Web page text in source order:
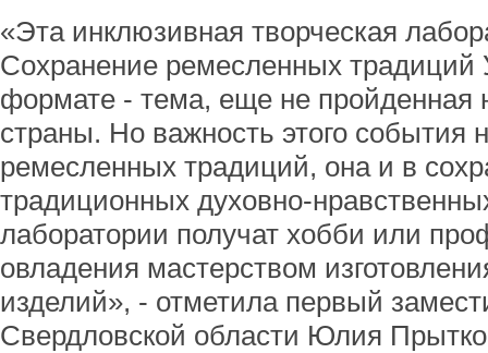
«Эта инклюзивная творческая
Сохранение ремесленных
формате - тема, еще не пройденная
страны. Но важность этого события
ремесленных традиций, она и в
традиционных духовно-
лаборатории получат хобби или
овладения мастерством
изделий», - отметила первый
Свердловской области Юлия